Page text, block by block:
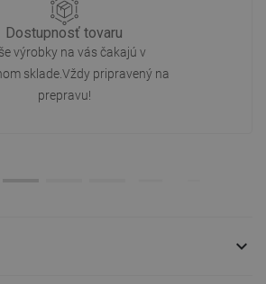
Dostupnosť tovaru
výrobky na vás čakajú v
sklade.Vždy pripravený na
prepravu!
